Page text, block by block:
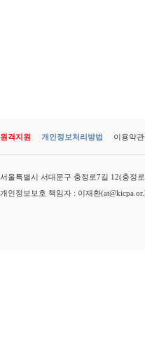
원격지원 개인정보처리방법 이용약관
서울특별시 서대문구 충정로7길 12(충정
개인정보보호 책임자 : 이재환